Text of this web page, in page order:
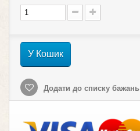
У Кошик
Додати до списку бажань